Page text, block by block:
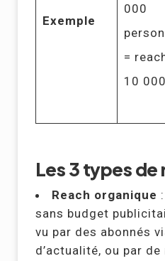
Exemple
000
=
10 000
Les 3 types de
Reach organique
sans budget
vu par des abonnés
d’actualité, ou par de